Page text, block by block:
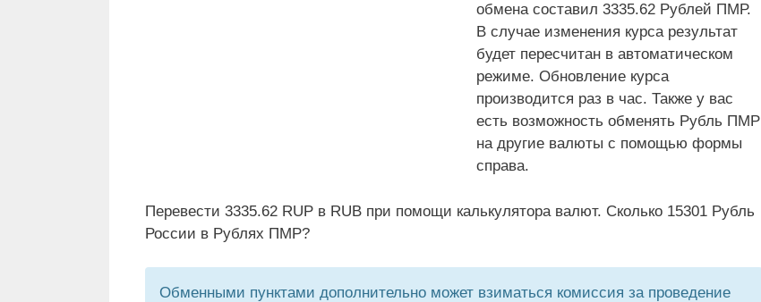
обмена составил 3335.62 Рублей ПМР.
В случае изменения курса результат
будет пересчитан в автоматическом
режиме. Обновление курса
производится раз в час. Также у вас
есть возможность обменять Рубль ПМР
на другие валюты с помощью формы
справа.
Перевести 3335.62 RUP в RUB при помощи калькулятора валют. Сколько 15301 Рубль
России в Рублях ПМР?
Обменными пунктами дополнительно может взиматься комиссия за проведение